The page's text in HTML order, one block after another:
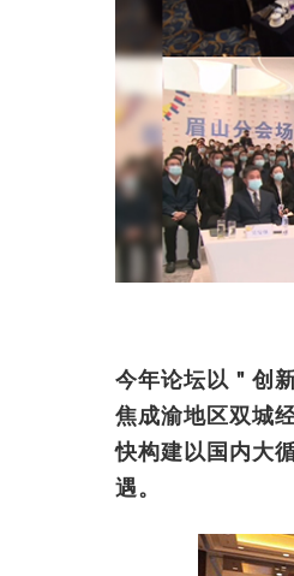
今年论坛以＂创
焦成渝地区双城
快构建以国内大
遇。